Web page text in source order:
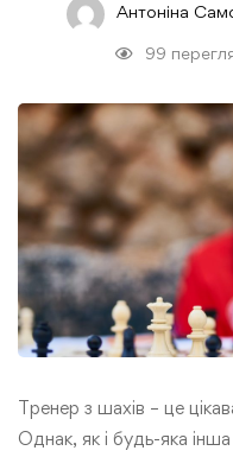
Антоніна
99
Тренер з шахів – це
Однак, як і будь-яка